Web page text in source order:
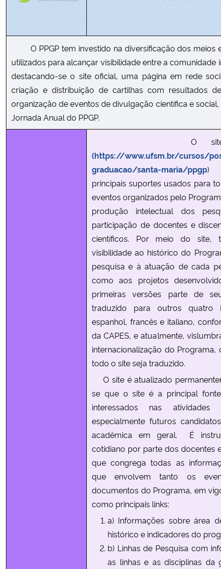
Ministério da Saúde
Ministério de Minas e Energia
Ministério da Ciência, Tecnologia, Inovações e Comunicações
Ministério do Meio Ambiente
Ministério do Desenvolvimento Regional
Ministério da Mulher, da Família e dos Direitos Humanos
Gabinete de Segurança Institucional
O PPGP tem investido na diversificação dos meios
utilizados para alcançar visibilidade entre a comunidade
destacando-se o site oficial, uma página em rede
criação e distribuição de cartilhas com resultados
organização de eventos de divulgação científica e
Jornada Anual do PPGP.
O site
(https://www.ufsm.br/cursos/
graduacao/santa-maria/ppgp)
principais suportes usados para
eventos organizados pelo
produção intelectual dos
participação de docentes e
científicos. Por meio do site,
visibilidade ao histórico do
pesquisa e à atuação de cada
como aos projetos
primeiras versões parte de
traduzido para outros quatro
espanhol, francês e italiano,
da CAPES, e atualmente,
internacionalização do
todo o site seja traduzido.
O site é atualizado
se que o site é a principal
interessados nas atividades
especialmente futuros
acadêmica em geral. É
cotidiano por parte dos docentes
que congrega todas as
que envolvem tanto os
documentos do Programa, em
como principais links:
a) Informações sobre área
histórico e indicadores do
b) Linhas de Pesquisa com
as linhas e as disciplinas da